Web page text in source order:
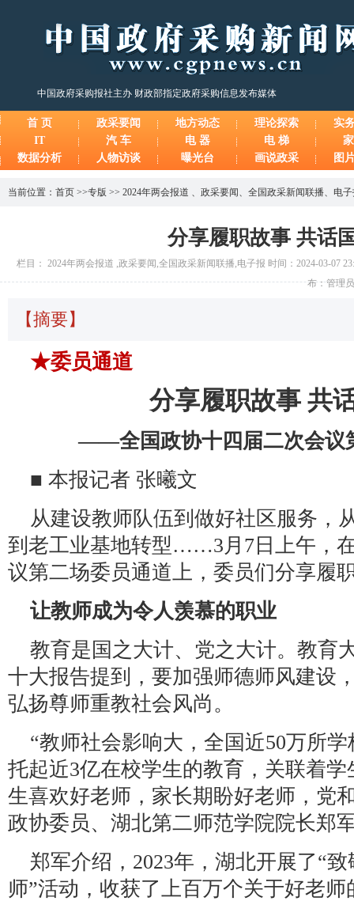
中国政府采购报社主办 财政部指定政府采购信息发布媒体
首 页 政采要闻 地方动态 理论探索
实
IT
汽 车 电 器 电 梯
数据分析
人物访谈 曝光台 画说政采 图
当前位置： 首页 >>专版 >> 2024年两会报道 、 政采要闻 、 全国政采新闻联播、 电
分享履职故事 共话
栏目： 2024年两会报道 ,政采要闻,全国政采新闻联播,电子报 时间：2024-03-07
布：管理
【摘要】
★委员通道
分享履职故事 共
——全国政协十四届二次会议
■ 本报记者 张曦文
从建设教师队伍到做好社区服务，
到老工业基地转型……3月7日上午，
议第二场委员通道上，委员们分享履
让教师成为令人羡慕的职业
教育是国之大计、党之大计。教育
十大报告提到，要加强师德师风建设
弘扬尊师重教社会风尚。
“教师社会影响大，全国近50万所
托起近3亿在校学生的教育，关联着
生喜欢好老师，家长期盼好老师，党
政协委员、湖北第二师范学院院长郑
郑军介绍，2023年，湖北开展了“
师”活动，收获了上百万个关于好老